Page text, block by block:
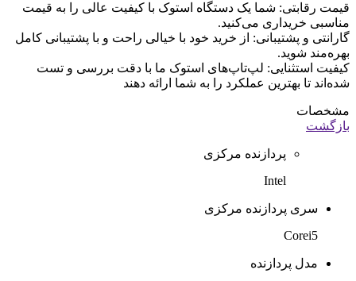
قیمت رقابتی: شما یک دستگاه استوک با کیفیت عالی را به قیمت
مناسبی خریداری می‌کنید.
گارانتی و پشتیبانی: از خرید خود با خیالی راحت و با پشتیبانی کامل
بهره‌مند شوید.
کیفیت استثنایی: لپ‌تاپ‌های استوک ما با دقت بررسی و تست
شده‌اند تا بهترین عملکرد را به شما ارائه دهند
مشخصات
بازگشت
پردازنده مرکزی
Intel
سری پردازنده مرکزی
Corei5
مدل پردازنده